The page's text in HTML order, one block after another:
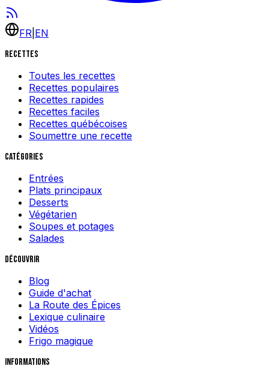
FR EN
Recettes
Toutes les recettes
Recettes populaires
Recettes rapides
Recettes faciles
Recettes québécoises
Soumettre une recette
Catégories
Entrées
Plats principaux
Desserts
Végétarien
Soupes et potages
Salades
Découvrir
Blog
Guide d'achat
La Route des Épices
Lexique culinaire
Vidéos
Frigo magique
Informations